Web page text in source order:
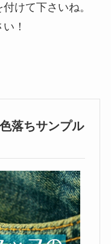
けて下さいね。
！
落ちサンプル